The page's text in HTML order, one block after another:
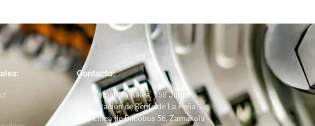
Contacto:
Zamakola Kalea, 158 Junto
estación de Renfe de La Peña
Linea de Bilbobus 56, Zamakola